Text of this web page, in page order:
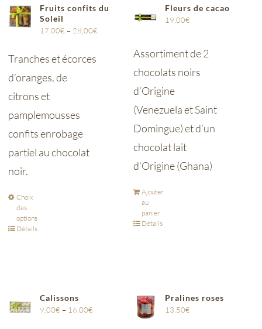
Fruits confits du
Soleil
17,00€ – 28,00€
Tranches et écorces
d’oranges, de
citrons et
pamplemousses
confits enrobage
partiel au chocolat
noir.
Choix
des
options
Détails
Fleurs de cacao
19,00€
Assortiment de 2
chocolats noirs
d’Origine
(Venezuela et Saint
Domingue) et d’un
chocolat lait
d’Origine (Ghana)
Ajouter
au
panier
Détails
Calissons
9,00€ – 16,00€
Pralines roses
13,50€